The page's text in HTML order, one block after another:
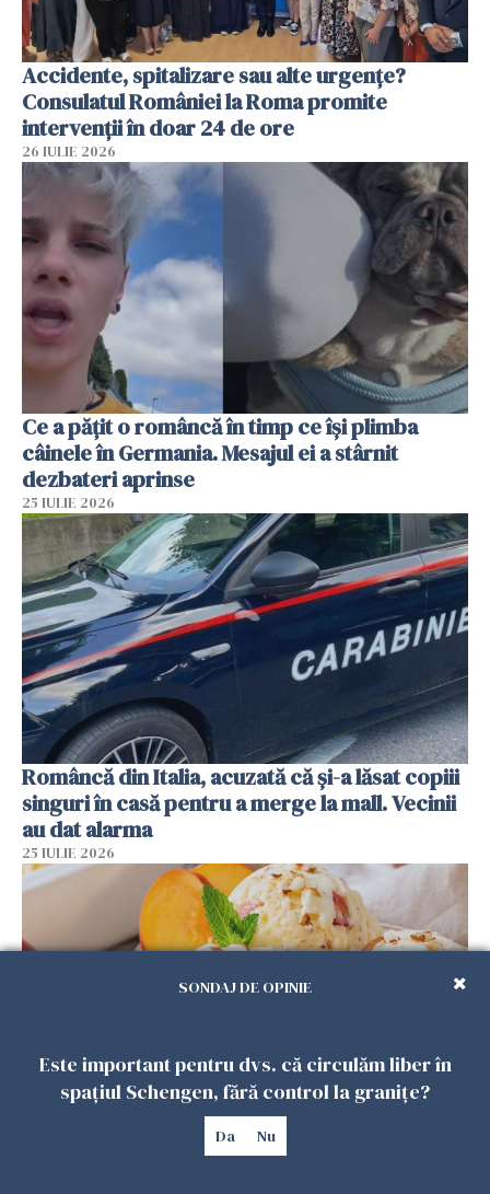
Accidente, spitalizare sau alte urgențe?
Consulatul României la Roma promite
intervenții în doar 24 de ore
26 IULIE 2026
Ce a pățit o româncă în timp ce își plimba
câinele în Germania. Mesajul ei a stârnit
dezbateri aprinse
25 IULIE 2026
Româncă din Italia, acuzată că și-a lăsat copiii
singuri în casă pentru a merge la mall. Vecinii
au dat alarma
25 IULIE 2026
Înghețata de casă cu nectarine care
cucerește vara. Rețeta fără aparat, gata din
SONDAJ DE OPINIE
Este important pentru dvs. că circulăm liber în
spațiul Schengen, fără control la granițe?
Da Nu